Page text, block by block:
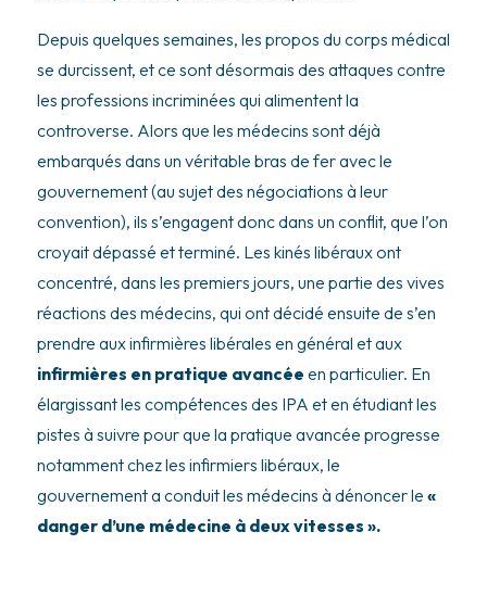
Depuis quelques semaines, les propos du corps médical
se durcissent, et ce sont désormais des attaques contre
les professions incriminées qui alimentent la
controverse. Alors que les médecins sont déjà
embarqués dans un véritable bras de fer avec le
gouvernement (au sujet des négociations à leur
convention), ils s’engagent donc dans un conflit, que l’on
croyait dépassé et terminé. Les kinés libéraux ont
concentré, dans les premiers jours, une partie des vives
réactions des médecins, qui ont décidé ensuite de s’en
prendre aux infirmières libérales en général et aux
infirmières en pratique avancée en particulier. En
élargissant les compétences des IPA et en étudiant les
pistes à suivre pour que la pratique avancée progresse
notamment chez les infirmiers libéraux, le
gouvernement a conduit les médecins à dénoncer le «
danger d’une médecine à deux vitesses ».